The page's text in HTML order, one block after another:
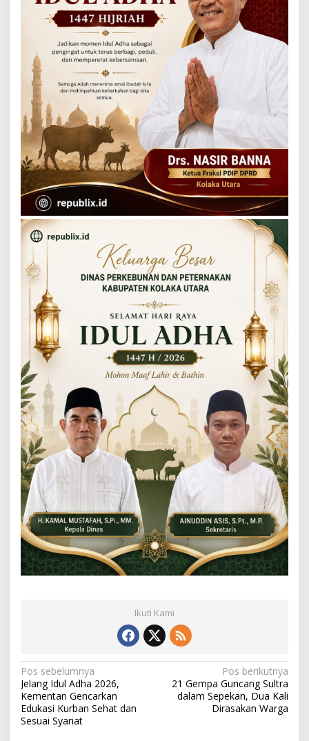
Ikuti Kami
N
a
v
Pos sebelumnya
Jelang Idul Adha 2026,
Kementan Gencarkan
Edukasi Kurban Sehat dan
Sesuai Syariat
Pos berikutnya
21 Gempa Guncang Sultra
dalam Sepekan, Dua Kali
Dirasakan Warga